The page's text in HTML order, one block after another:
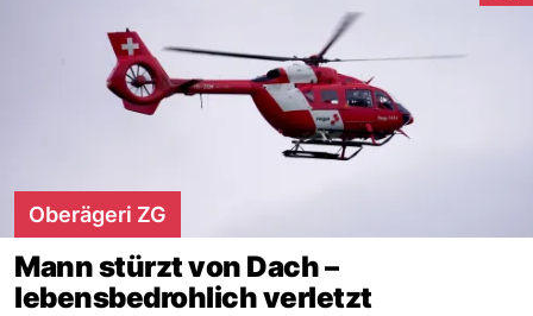
Oberägeri ZG
Mann stürzt von Dach –
lebensbedrohlich verletzt